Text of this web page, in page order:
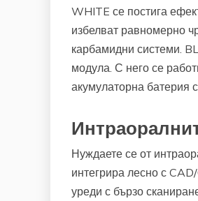
WHITE се постига
избелват равномерно
карбамидни системи.
модула. С него се
акумулаторна батерия
Нуждаете се от
интегрира лесно с
уреди с бързо